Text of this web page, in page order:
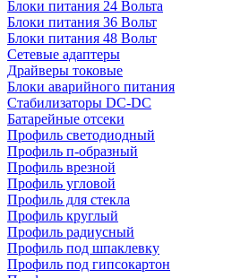
Блоки питания 24 Вольта
Блоки питания 36 Вольт
Блоки питания 48 Вольт
Сетевые адаптеры
Драйверы токовые
Блоки аварийного питания
Стабилизаторы DC-DC
Батарейные отсеки
Профиль светодиодный
Профиль п-образный
Профиль врезной
Профиль угловой
Профиль для стекла
Профиль круглый
Профиль радиусный
Профиль под шпаклевку
Профиль под гипсокартон